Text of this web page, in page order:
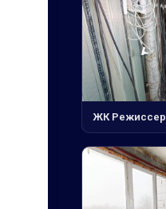
ЖК Режиссер